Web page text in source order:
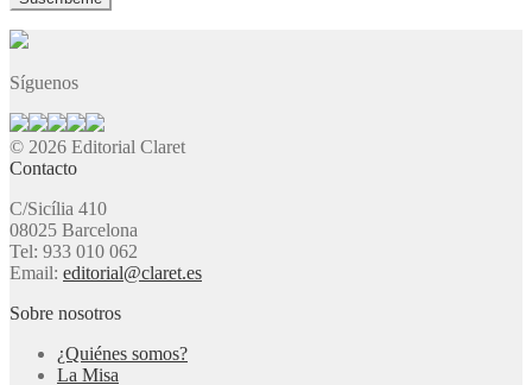
Síguenos
© 2026 Editorial Claret
Contacto
C/Sicília 410
08025 Barcelona
Tel: 933 010 062
Email: editorial@claret.es
Sobre nosotros
¿Quiénes somos?
La Misa